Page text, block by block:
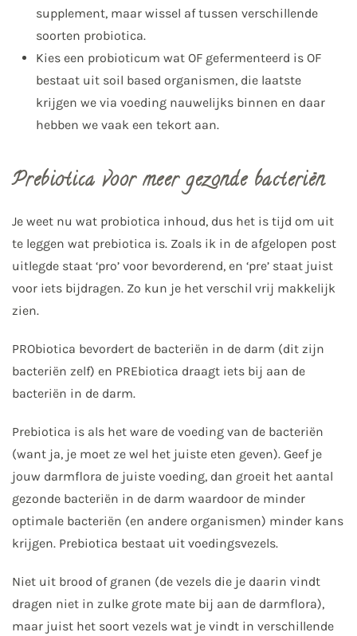
supplement, maar wissel af tussen verschillende
soorten probiotica.
Kies een probioticum wat OF gefermenteerd is OF
bestaat uit soil based organismen, die laatste
krijgen we via voeding nauwelijks binnen en daar
hebben we vaak een tekort aan.
Prebiotica voor meer gezonde bacteriën
Je weet nu wat probiotica inhoud, dus het is tijd om uit
te leggen wat prebiotica is. Zoals ik in de afgelopen post
uitlegde staat ‘pro’ voor bevorderend, en ‘pre’ staat juist
voor iets bijdragen. Zo kun je het verschil vrij makkelijk
zien.
PRObiotica bevordert de bacteriën in de darm (dit zijn
bacteriën zelf) en PREbiotica draagt iets bij aan de
bacteriën in de darm.
Prebiotica is als het ware de voeding van de bacteriën
(want ja, je moet ze wel het juiste eten geven). Geef je
jouw darmflora de juiste voeding, dan groeit het aantal
gezonde bacteriën in de darm waardoor de minder
optimale bacteriën (en andere organismen) minder kans
krijgen. Prebiotica bestaat uit voedingsvezels.
Niet uit brood of granen (de vezels die je daarin vindt
dragen niet in zulke grote mate bij aan de darmflora),
maar juist het soort vezels wat je vindt in verschillende